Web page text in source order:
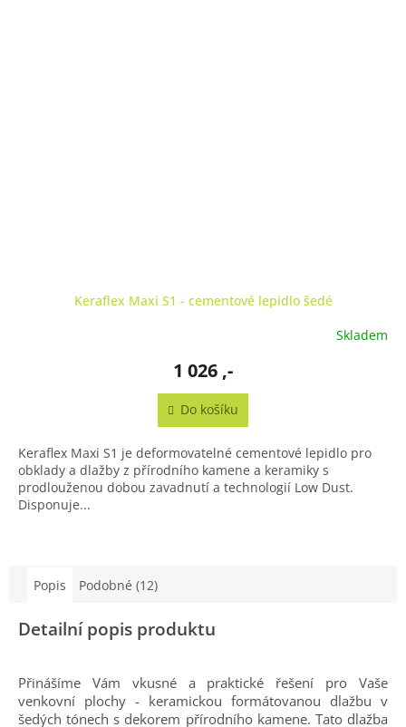
Keraflex Maxi S1 - cementové lepidlo šedé
Skladem
1 026 ,-
Do košíku
Keraflex Maxi S1 je deformovatelné cementové lepidlo pro
obklady a dlažby z přírodního kamene a keramiky s
prodlouženou dobou zavadnutí a technologií Low Dust.
Disponuje...
Popis Podobné (12)
Detailní popis produktu
Přinášíme Vám vkusné a praktické řešení pro Vaše
venkovní plochy - keramickou formátovanou dlažbu v
šedých tónech s dekorem přírodního kamene. Tato dlažba